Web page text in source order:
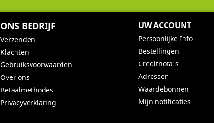
ONS BEDRIJF
Verzenden
Klachten
Gebruiksvoorwaarden
Over ons
Betaalmethodes
Privacyverklaring
UW ACCOUNT
Persoonlijke Info
Bestellingen
Creditnota's
Adressen
Waardebonnen
Mijn notificaties